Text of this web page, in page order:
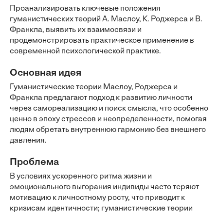
Проанализировать ключевые положения
гуманистических теорий А. Маслоу, К. Роджерса и В.
Франкла, выявить их взаимосвязи и
продемонстрировать практическое применение в
современной психологической практике.
Основная идея
Гуманистические теории Маслоу, Роджерса и
Франкла предлагают подход к развитию личности
через самореализацию и поиск смысла, что особенно
ценно в эпоху стрессов и неопределенности, помогая
людям обретать внутреннюю гармонию без внешнего
давления.
Проблема
В условиях ускоренного ритма жизни и
эмоционального выгорания индивиды часто теряют
мотивацию к личностному росту, что приводит к
кризисам идентичности; гуманистические теории